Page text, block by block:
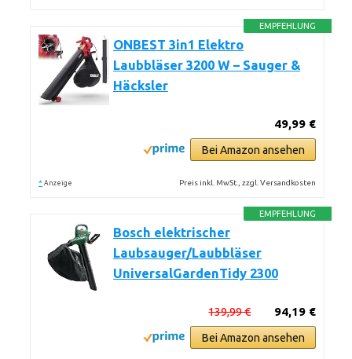
EMPFEHLUNG
ONBEST 3in1 Elektro
Laubbläser 3200 W – Sauger &
Häcksler
49,99 €
Bei Amazon ansehen
* Anzeige Preis inkl. MwSt., zzgl. Versandkosten
EMPFEHLUNG
Bosch elektrischer
Laubsauger/Laubbläser
UniversalGardenTidy 2300
94,19 €
139,99 €
Bei Amazon ansehen